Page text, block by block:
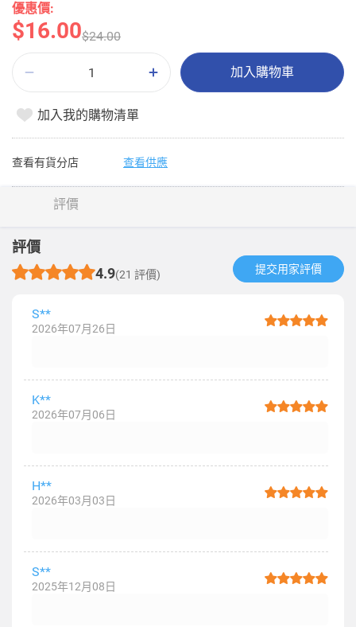
優惠價:
$16.00$24.00
加入購物車
加入我的購物清單
查看有貨分店 查看供應
評價
評價
4.9(21 評價) 提交用家評價​
S**
2026年07月26日
K**
2026年07月06日
H**
2026年03月03日
S**
2025年12月08日